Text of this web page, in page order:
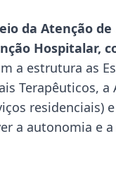
da Atenção
Hospitalar,
a estrutura as
Terapêuticos, a
residenciais)
a autonomia e